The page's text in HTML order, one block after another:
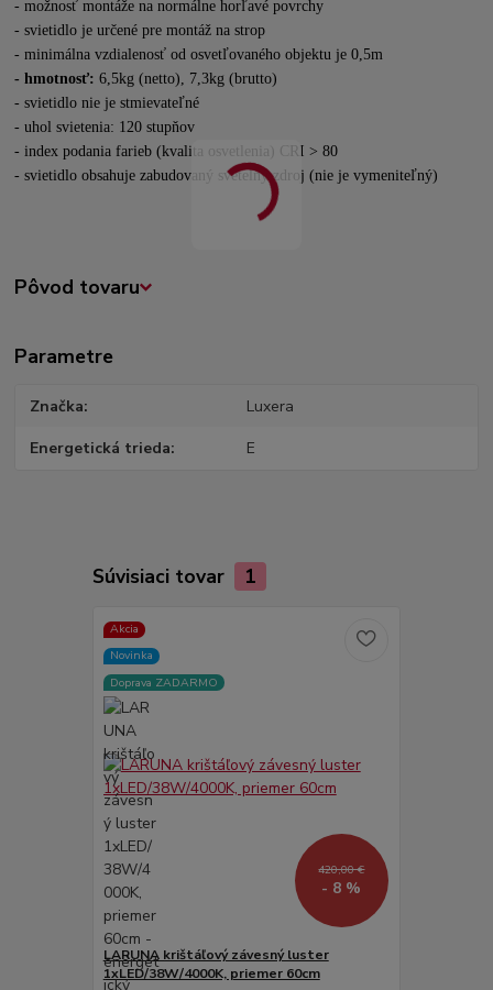
- možnosť montáže na normálne horľavé povrchy
- svietidlo je určené pre montáž na strop
- minimálna vzdialenosť od osvetľovaného objektu je 0,5m
- hmotnosť: 6,5kg (netto), 7,3kg (brutto)
- svietidlo nie je stmievateľné
- uhol svietenia: 120 stupňov
- index podania farieb (kvalita osvetlenia) CRI > 80
- svietidlo obsahuje zabudovaný svetelný zdroj (nie je vymeniteľný)
Pôvod tovaru
Parametre
Značka Luxera
Energetická trieda E
Súvisiaci tovar 1
Akcia
Novinka
Doprava ZADARMO
420,00 €
- 8 %
LARUNA krištáľový závesný luster
1xLED/38W/4000K, priemer 60cm